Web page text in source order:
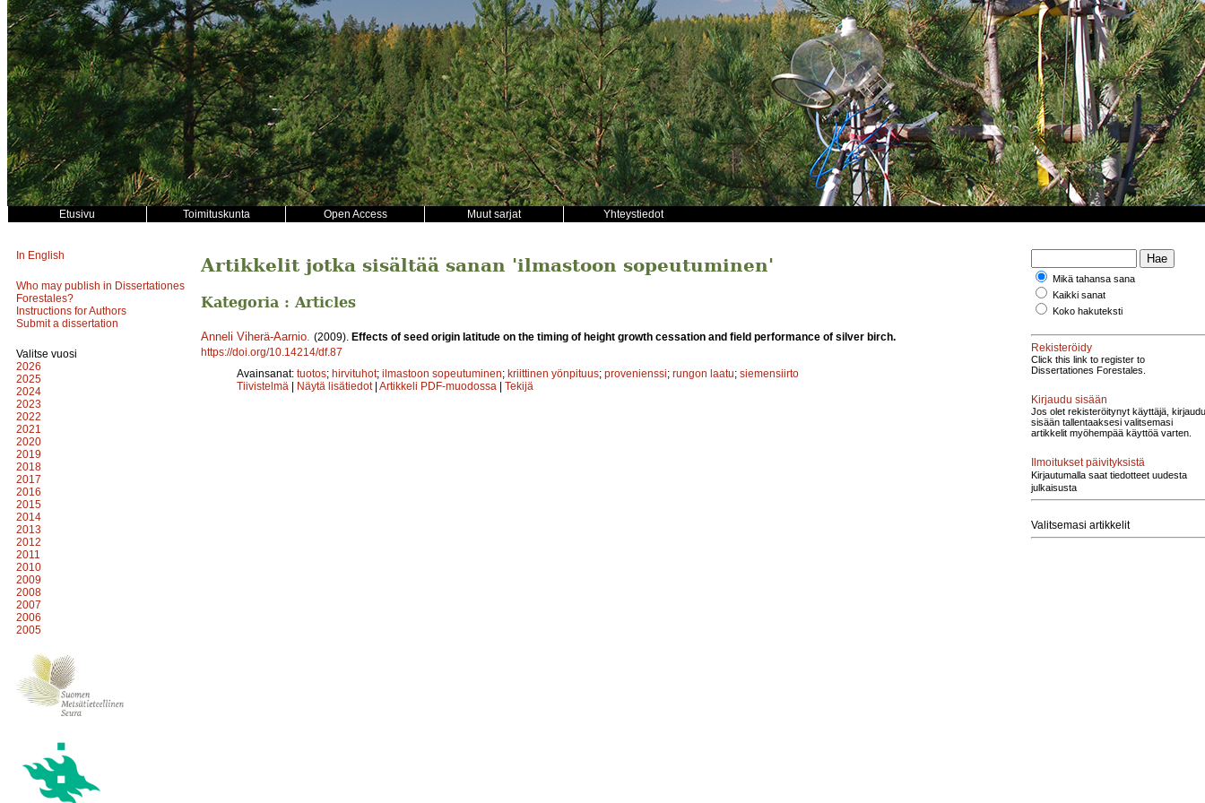
Etusivu Toimituskunta Open Access Muut sarjat Yhteystiedot
In English
Who may publish in Dissertationes
Forestales?
Instructions for Authors
Submit a dissertation
Valitse vuosi
2026
2025
2024
2023
2022
2021
2020
2019
2018
2017
2016
2015
2014
2013
2012
2011
2010
2009
2008
2007
2006
2005
Artikkelit jotka sisältää sanan 'ilmastoon sopeutuminen'
Kategoria : Articles
Anneli Viherä-Aarnio (2009). Effects of seed origin latitude on the timing of height growth cessation and field performance of silver birch.
https://doi.org/10.14214/df.87
Avainsanat: tuotos; hirvituhot; ilmastoon sopeutuminen; kriittinen yönpituus; provenienssi; rungon laatu; siemensiirto
Tiivistelmä | Näytä lisätiedot | Artikkeli PDF-muodossa | Tekijä
Mikä tahansa sana
Kaikki sanat
Koko hakuteksti
Rekisteröidy
Click this link to register to
Dissertationes Forestales.
Kirjaudu sisään
Jos olet rekisteröitynyt käyttäjä, kirjaudu
sisään tallentaaksesi valitsemasi
artikkelit myöhempää käyttöä varten.
Ilmoitukset päivityksistä
Kirjautumalla saat tiedotteet uudesta
julkaisusta
Valitsemasi artikkelit